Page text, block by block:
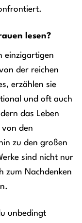
lesen?
einzigartigen
der reichen
erzählen sie
und oft auch
das Leben
von den
zu den großen
sind nicht nur
zum Nachdenken
unbedingt